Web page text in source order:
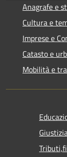
Anagrafe e
Cultura e
Imprese e
Catasto e
Mobilità e